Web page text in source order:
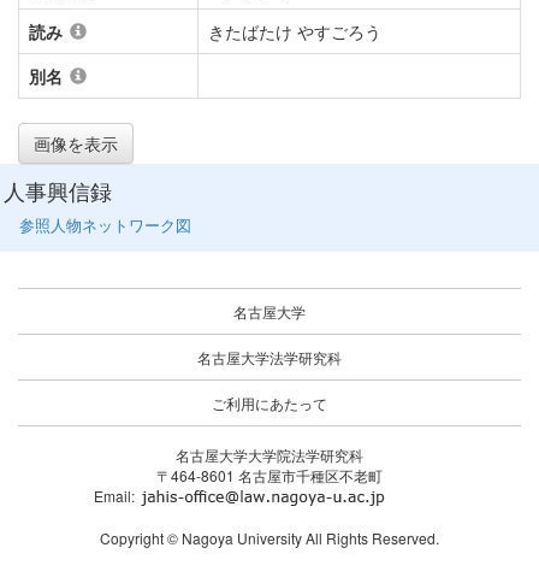
読み
きたばたけ やすごろう
別名
画像を表示
人事興信録
参照人物ネットワーク図
名古屋大学
名古屋大学法学研究科
ご利用にあたって
名古屋大学大学院法学研究科
〒464-8601 名古屋市千種区不老町
Email:
Copyright © Nagoya University All Rights Reserved.